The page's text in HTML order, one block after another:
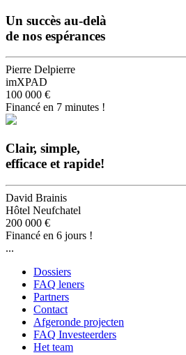
Un succès au-delà
de nos espérances
Pierre Delpierre
imXPAD
100 000 €
Financé en 7 minutes !
Clair, simple,
efficace et rapide!
David Brainis
Hôtel Neufchatel
200 000 €
Financé en 6 jours !
...
Dossiers
FAQ leners
Partners
Contact
Afgeronde projecten
FAQ Investeerders
Het team